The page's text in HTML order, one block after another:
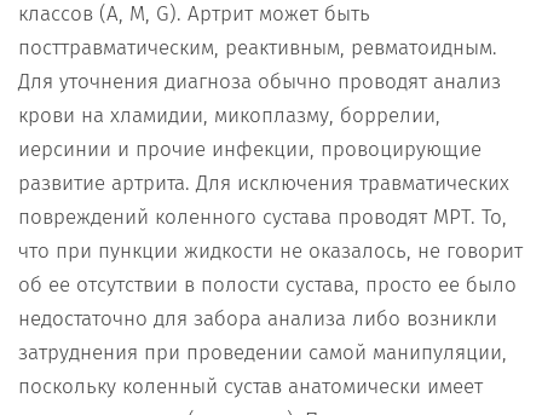
классов (А, М, G). Артрит может быть
посттравматическим, реактивным, ревматоидным.
Для уточнения диагноза обычно проводят анализ
крови на хламидии, микоплазму, боррелии,
иерсинии и прочие инфекции, провоцирующие
развитие артрита. Для исключения травматических
повреждений коленного сустава проводят МРТ. То,
что при пункции жидкости не оказалось, не говорит
об ее отсутствии в полости сустава, просто ее было
недостаточно для забора анализа либо возникли
затруднения при проведении самой манипуляции,
поскольку коленный сустав анатомически имеет